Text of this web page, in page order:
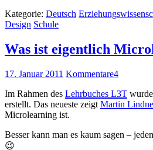
Kategorie: Deutsch
Design Schule
Was ist eigentlich
17. Januar 2011 Kommentare4
Im Rahmen des Lehrbuches L3T
erstellt. Das neueste zeigt Martin
Microlearning ist.
Besser kann man es kaum sagen –
😉